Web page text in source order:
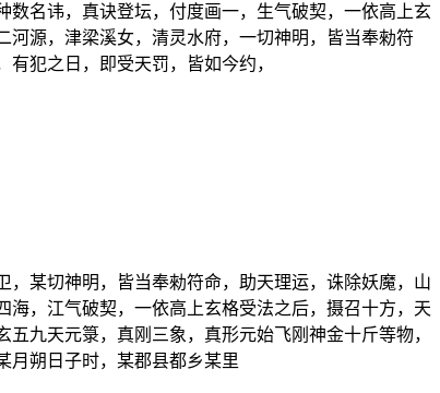
名讳，真诀登坛，付度画一，生气破契，一依高上玄
源，津梁溪女，清灵水府，一切神明，皆当奉勑符
犯之日，即受天罚，皆如今约，
某切神明，皆当奉勑符命，助天理运，诛除妖魔，山
，江气破契，一依高上玄格受法之后，摄召十方，天
九天元箓，真刚三象，真形元始飞刚神金十斤等物，
月朔日子时，某郡县都乡某里